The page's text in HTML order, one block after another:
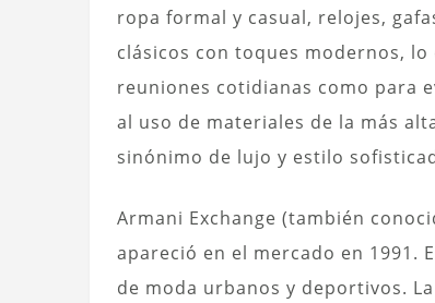
ropa formal y casual, relojes,
clásicos con toques modernos,
reuniones cotidianas como para
al uso de materiales de la más
sinónimo de lujo y estilo
Armani Exchange (también
apareció en el mercado en 1991.
de moda urbanos y deportivos.